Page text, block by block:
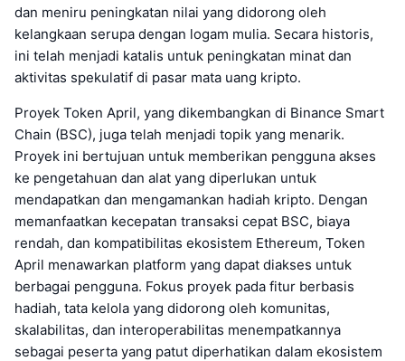
dan meniru peningkatan nilai yang didorong oleh
kelangkaan serupa dengan logam mulia. Secara historis,
ini telah menjadi katalis untuk peningkatan minat dan
aktivitas spekulatif di pasar mata uang kripto.
Proyek Token April, yang dikembangkan di Binance Smart
Chain (BSC), juga telah menjadi topik yang menarik.
Proyek ini bertujuan untuk memberikan pengguna akses
ke pengetahuan dan alat yang diperlukan untuk
mendapatkan dan mengamankan hadiah kripto. Dengan
memanfaatkan kecepatan transaksi cepat BSC, biaya
rendah, dan kompatibilitas ekosistem Ethereum, Token
April menawarkan platform yang dapat diakses untuk
berbagai pengguna. Fokus proyek pada fitur berbasis
hadiah, tata kelola yang didorong oleh komunitas,
skalabilitas, dan interoperabilitas menempatkannya
sebagai peserta yang patut diperhatikan dalam ekosistem